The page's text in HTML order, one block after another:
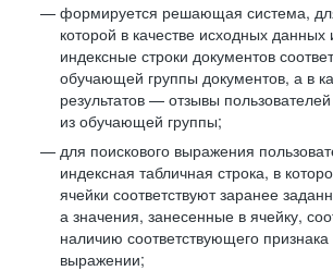
формируется решающая система,
которой в качестве исходных данных
индексные строки документов
обучающей группы документов, а в
результатов — отзывы
из обучающей группы;
для поискового выражения
индексная табличная строка, в
ячейки соответствуют заранее
а значения, занесенные в ячейку,
наличию соответствующего
выражении;